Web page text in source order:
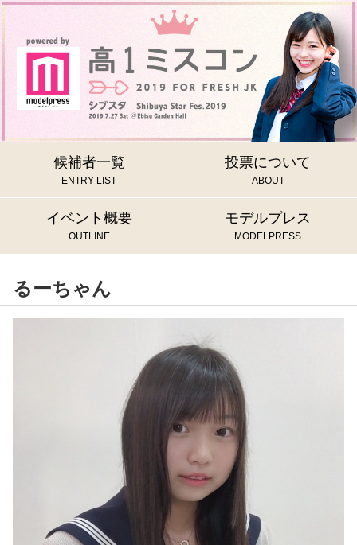
候補者一覧
ENTRY LIST
投票について
ABOUT
イベント概要
OUTLINE
モデルプレス
MODELPRESS
るーちゃん